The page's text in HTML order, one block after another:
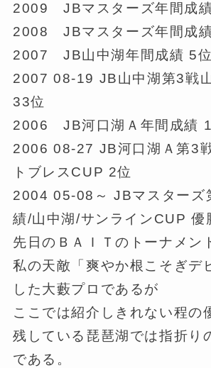
2009 JBマスターズ年間成
2008 JBマスターズ年間成
2007 JB山中湖年間成績 5位
2007 08-19 JB山中湖第3戦
33位
2006 JB河口湖Ａ年間成績
2006 08-27 JB河口湖Ａ第3
トブレスCUP 2位
2004 05-08～ JBマスターズ
績/山中湖/サンラインCUP 優
先日のＢＡＩＴのトーナメン
私の天敵「爽やか根こそぎデ
した大藪プロであるが
ここでは紹介しきれない程の
残している琵琶湖では指折り
である。